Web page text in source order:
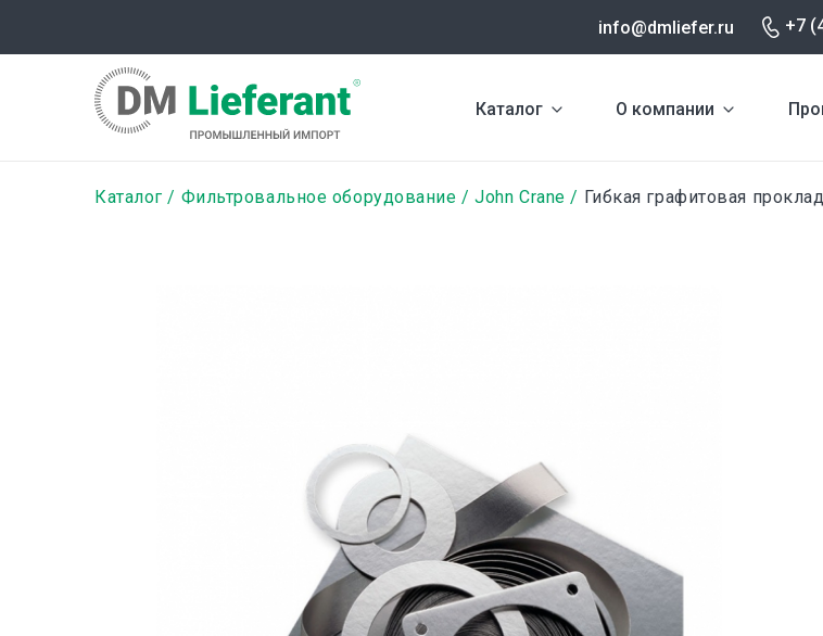
содержанию
info@dmliefer.ru +7
Каталог О компании
Строка
Каталог Фильтровальное оборудование John Crane Гибкая графитовая